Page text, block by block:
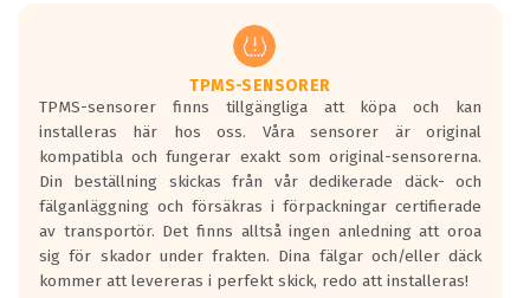
regelverket som introduceras år 2016.
Ett däck med två svarta vågor är redan
godkända för år 2016 nya regelverk.
Ett däck med en svart våg kommer vara
minst tre decibel tystare än det
regelverk som börjar gälla 2016.
TPMS-SENSORER
TPMS-sensorer finns tillgängliga att köpa och kan
installeras här hos oss. Våra sensorer är original
kompatibla och fungerar exakt som original-sensorerna.
Din beställning skickas från vår dedikerade däck- och
fälganläggning och försäkras i förpackningar certifierade
av transportör. Det finns alltså ingen anledning att oroa
sig för skador under frakten. Dina fälgar och/eller däck
kommer att levereras i perfekt skick, redo att installeras!